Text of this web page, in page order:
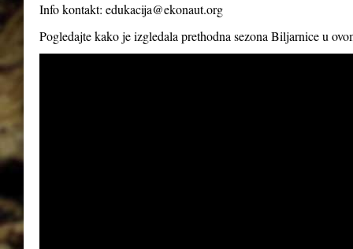
Info kontakt: edukacija@ekonaut.org
Pogledajte kako je izgledala prethodna sezona Biljarnice u